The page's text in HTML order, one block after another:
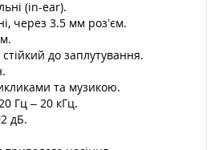
(in-ear).
через 3.5 мм роз’єм.
до заплутування.
та музикою.
Гц – 20 кГц.
дБ.